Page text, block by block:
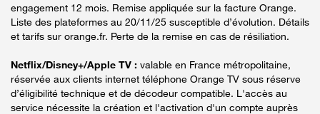
engagement 12 mois. Remise appliquée sur la facture Orange.
Liste des plateformes au 20/11/25 susceptible d’évolution. Détails
et tarifs sur orange.fr. Perte de la remise en cas de résiliation.
Netflix/Disney+/Apple TV : valable en France métropolitaine,
réservée aux clients internet téléphone Orange TV sous réserve
d’éligibilité technique et de décodeur compatible. L'accès au
service nécessite la création et l'activation d'un compte auprès